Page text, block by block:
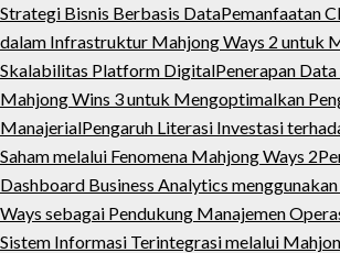
Strategi Bisnis Berbasis DataPemanfaatan
dalam Infrastruktur Mahjong Ways 2 untuk
Skalabilitas Platform DigitalPenerapan
Mahjong Wins 3 untuk Mengoptimalkan
ManajerialPengaruh Literasi Investasi
Saham melalui Fenomena Mahjong Ways 2
Dashboard Business Analytics
Ways sebagai Pendukung Manajemen
Sistem Informasi Terintegrasi melalui